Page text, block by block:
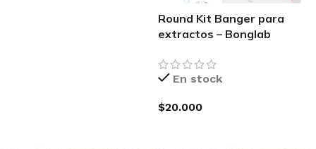
Round Kit Banger para
extractos – Bonglab
En stock
$20.000